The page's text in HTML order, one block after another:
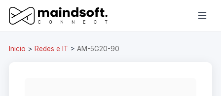
Inicio > Redes e IT > AM-5G20-90